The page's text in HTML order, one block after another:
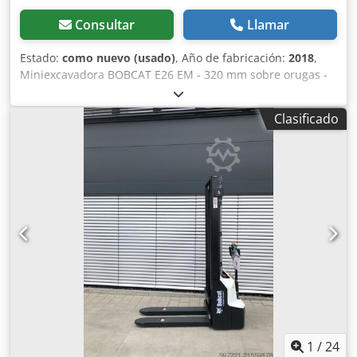
Consultar Llamar
Estado: como nuevo (usado), Año de fabricación: 2018,
Miniexcavadora BOBCAT E26 EM - 320 mm sobre orugas -
año de fabricación 2018 - 2660 meses Motor Fabricante del
motor Kubota Potencia del motor 15,3 (a 2400 rpm) kW
Modelo del motor D1105-E2B-BCZ-2 Tipo de combustible
Diesel Número de cilindros 3 Cilindrada 1,123 litros Par
motor 71,2 Nm Agua de refrigeración Dimensiones Altura
total 2357 mm Altura libre al suelo 532 mm Anchura
(mín./máx. en función del ancho de vía) 1398 mm 320 mm
de ancho de vía Pesos Presión sobre el suelo Presión
geoestática 33,5 kPa Credpfx Ametwwr Re Ref Peso
operativo con bastidor de protección 3069 kg Peso
operativo con cabina cerrada y calefactada 3188 kg
Sistema hidráulico Capacidad de la bomba 2 x 28,8 l/min
Presión de descompresión de los circuitos conectados 290
bar Caudal auxiliar 48 l/min Tracción Capacidad de
ascenso 30 ° Velocidad baja (avance/retroceso) 2,4 km/h
Alta velocidad (avance/retroceso) 4,6 km/h Capacidad
Clasificado
1 /24